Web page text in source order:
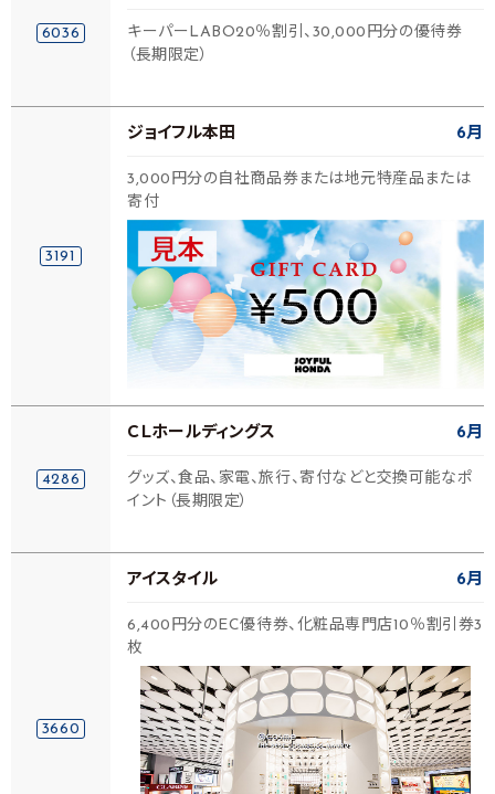
6036
キーパーLABO20％割引、30,000円分の優待券
（長期限定）
3191
ジョイフル本田 6月
3,000円分の自社商品券または地元特産品または
寄付
4286
ＣＬホールディングス 6月
グッズ、食品、家電、旅行、寄付などと交換可能なポ
イント（長期限定）
3660
アイスタイル 6月
6,400円分のEC優待券、化粧品専門店10％割引券3
枚